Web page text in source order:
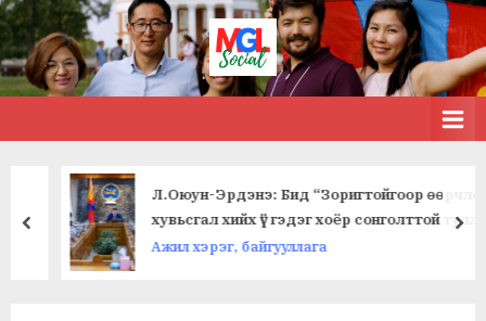
Skip
to
content
МЭДЭЭ
MGL . SOCIAL
Л.Оюун-Эрдэнэ: Бид “Зоригтойгоор өөрчлөх үү,
хувьсгал хийх үү” гэдэг хоёр сонголттой туллаа
Ажил хэрэг, байгууллага
prev